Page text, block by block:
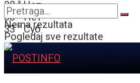
32 ° Чет
33 ° Пет
33 ° Суб
Nema rezultata
Pogledaj sve rezultate